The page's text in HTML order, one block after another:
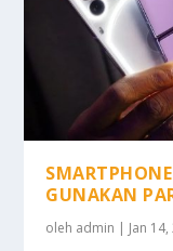
GUNAKAN
oleh admin | Jan